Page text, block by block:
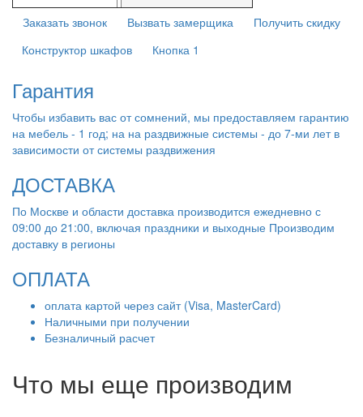
Заказать звонок Вызвать замерщика
Получить скидку
Конструктор шкафов
Кнопка 1
Гарантия
Чтобы избавить вас от сомнений, мы предоставляем гарантию
на мебель - 1 год; на на раздвижные системы - до 7-ми лет в
зависимости от системы раздвижения
ДОСТАВКА
По Москве и области доставка производится ежедневно с
09:00 до 21:00, включая праздники и выходные Производим
доставку в регионы
ОПЛАТА
оплата картой через сайт (Visa, MasterCard)
Наличными при получении
Безналичный расчет
Что мы еще производим